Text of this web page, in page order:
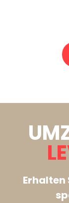
Erhalten